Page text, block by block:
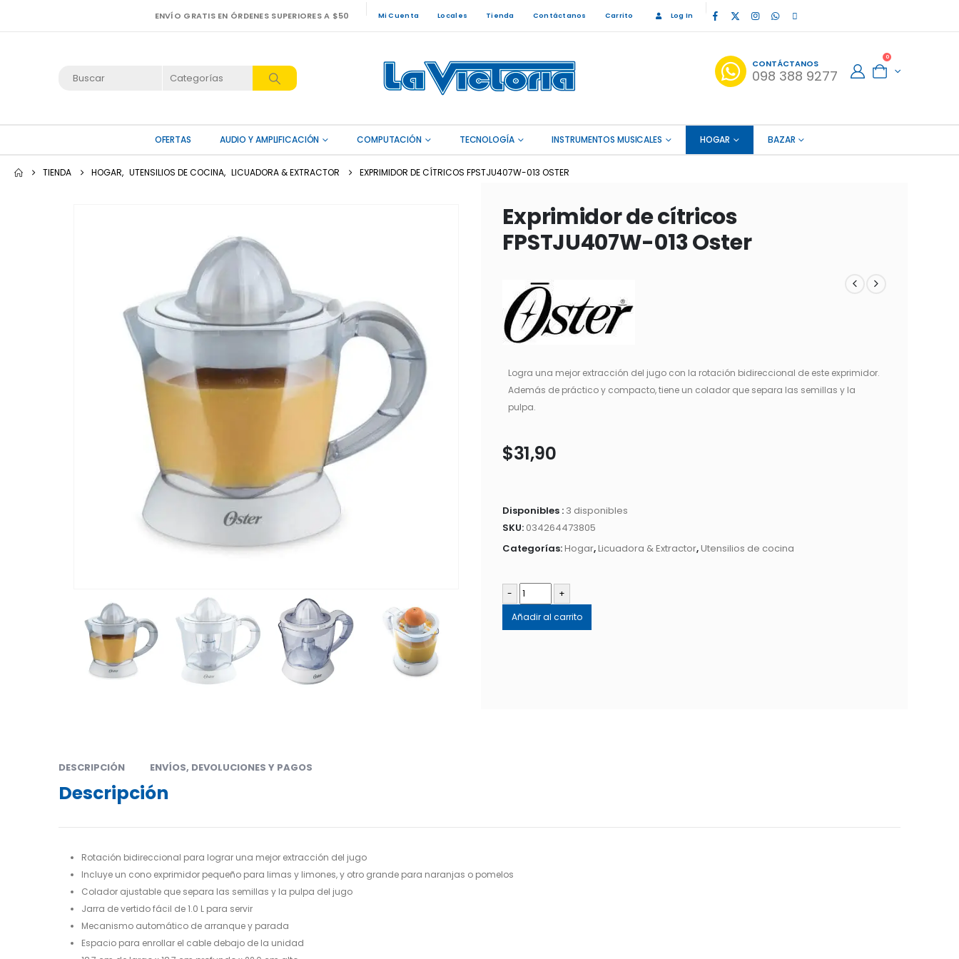
ENVÍO GRATIS EN ÓRDENES SUPERIORES A $50 Mi Cuenta Locales Tienda Contáctanos Carrito Log In
CONTÁCTANOS
098 388 9277
0
OFERTAS AUDIO Y AMPLIFICACIÓN COMPUTACIÓN TECNOLOGÍA INSTRUMENTOS MUSICALES HOGAR BAZAR
TIENDA HOGAR, UTENSILIOS DE COCINA, LICUADORA & EXTRACTOR EXPRIMIDOR DE CÍTRICOS FPSTJU407W-013 OSTER
Exprimidor de cítricos
FPSTJU407W-013 Oster
Logra una mejor extracción del jugo con la rotación bidireccional de este exprimidor.
Además de práctico y compacto, tiene un colador que separa las semillas y la
pulpa.
$31,90
Disponibles : 3 disponibles
SKU: 034264473805
Categorías:Hogar,Licuadora & Extractor,Utensilios de cocina
-
+
Añadir al carrito
DESCRIPCIÓN ENVÍOS, DEVOLUCIONES Y PAGOS
Descripción
Rotación bidireccional para lograr una mejor extracción del jugo
Incluye un cono exprimidor pequeño para limas y limones, y otro grande para naranjas o pomelos
Colador ajustable que separa las semillas y la pulpa del jugo
Jarra de vertido fácil de 1.0 L para servir
Mecanismo automático de arranque y parada
Espacio para enrollar el cable debajo de la unidad